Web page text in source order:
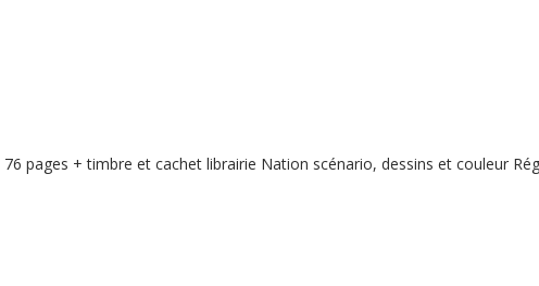
pages + timbre et cachet librairie Nation scénario, dessins et couleur